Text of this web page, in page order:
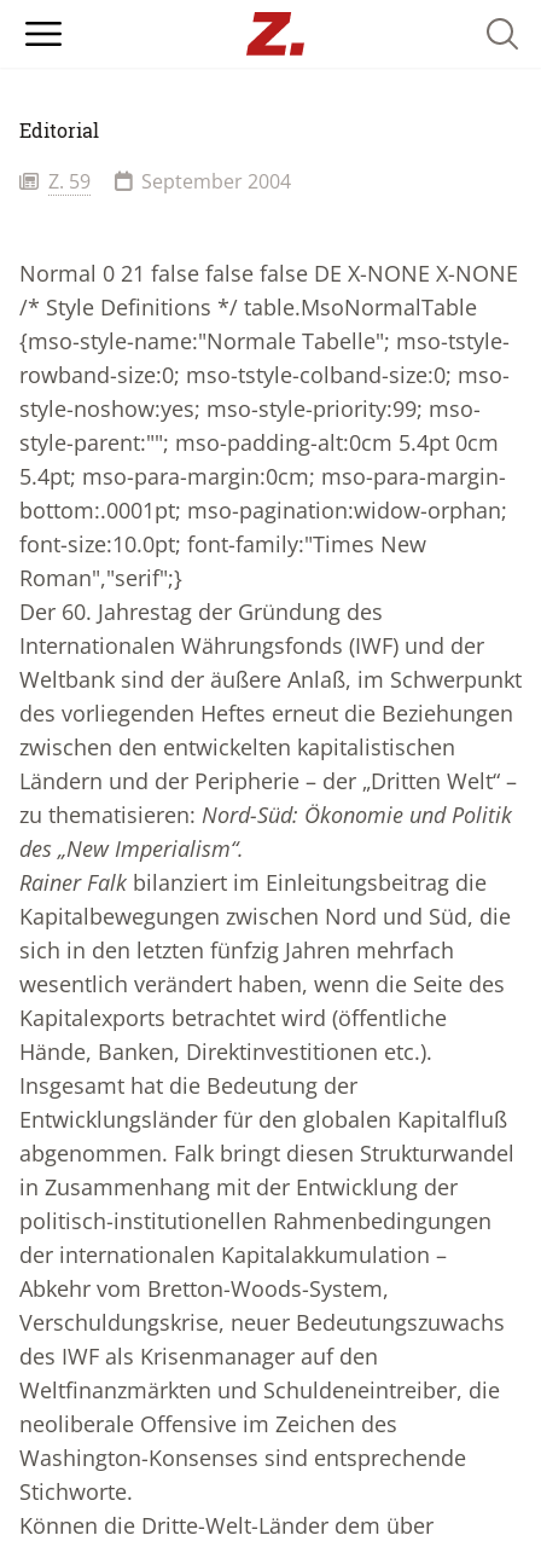
Editorial
Z. 59 September 2004
Normal 0 21 false false false DE X-NONE X-NONE
/* Style Definitions */ table.MsoNormalTable
{mso-style-name:"Normale Tabelle"; mso-tstyle-
rowband-size:0; mso-tstyle-colband-size:0; mso-
style-noshow:yes; mso-style-priority:99; mso-
style-parent:""; mso-padding-alt:0cm 5.4pt 0cm
5.4pt; mso-para-margin:0cm; mso-para-margin-
bottom:.0001pt; mso-pagination:widow-orphan;
font-size:10.0pt; font-family:"Times New
Roman","serif";}
Der 60. Jahrestag der Gründung des
Internationalen Währungsfonds (IWF) und der
Weltbank sind der äußere Anlaß, im Schwerpunkt
des vorliegenden Heftes erneut die Beziehungen
zwischen den entwickelten kapitalistischen
Ländern und der Peripherie – der „Dritten Welt“ –
zu thematisieren: Nord-Süd: Ökonomie und Politik
des „New Imperialism“.
Rainer Falk bilanziert im Einleitungsbeitrag die
Kapitalbewegungen zwischen Nord und Süd, die
sich in den letzten fünfzig Jahren mehrfach
wesentlich verändert haben, wenn die Seite des
Kapitalexports betrachtet wird (öffentliche
Hände, Banken, Direktinvestitionen etc.).
Insgesamt hat die Bedeutung der
Entwicklungsländer für den globalen Kapitalfluß
abgenommen. Falk bringt diesen Strukturwandel
in Zusammenhang mit der Entwicklung der
politisch-institutionellen Rahmenbedingungen
der internationalen Kapitalakkumulation –
Abkehr vom Bretton-Woods-System,
Verschuldungskrise, neuer Bedeutungszuwachs
des IWF als Krisenmanager auf den
Weltfinanzmärkten und Schuldeneintreiber, die
neoliberale Offensive im Zeichen des
Washington-Konsenses sind entsprechende
Stichworte.
Können die Dritte-Welt-Länder dem über